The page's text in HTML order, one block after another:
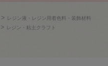
>
レジン液・レジン用着色料・装飾材料
> レジン・粘土クラフト